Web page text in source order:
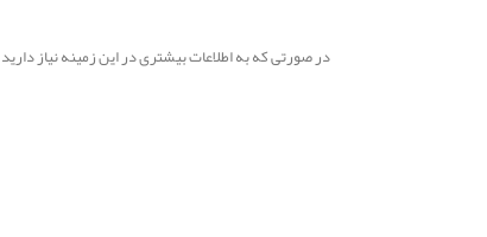
در صورتی که به اطلاعات بیشتری در این زمینه نیاز